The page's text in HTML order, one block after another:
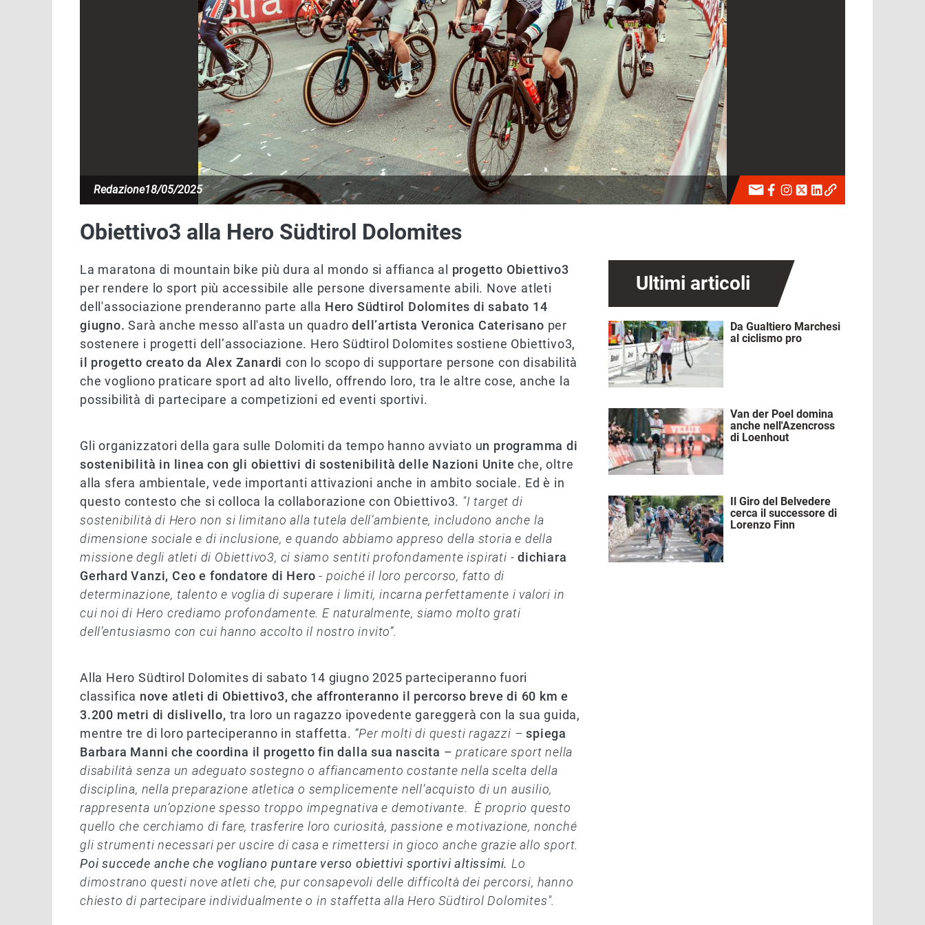
Redazione18/05/2025
Obiettivo3 alla Hero Südtirol Dolomites
La maratona di mountain bike più dura al mondo si affianca al progetto Obiettivo3
per rendere lo sport più accessibile alle persone diversamente abili. Nove atleti
dell'associazione prenderanno parte alla Hero Südtirol Dolomites di sabato 14
giugno. Sarà anche messo all'asta un quadrodell’artista Veronica Caterisano per
sostenere i progetti dell’associazione. Hero Südtirol Dolomites sostiene Obiettivo3,
il progetto creato da Alex Zanardi con lo scopo di supportare persone con disabilità
che vogliono praticare sport ad alto livello, offrendo loro, tra le altre cose, anche la
possibilità di partecipare a competizioni ed eventi sportivi.
Gli organizzatori della gara sulle Dolomiti da tempo hanno avviato un programma di
sostenibilità in linea con gli obiettivi di sostenibilità delle Nazioni Uniteche, oltre
alla sfera ambientale, vede importanti attivazioni anche in ambito sociale. Ed è in
questo contesto che si colloca la collaborazione con Obiettivo3. "I target di
sostenibilità di Hero non si limitano alla tutela dell’ambiente, includono anche la
dimensione sociale e di inclusione, e quando abbiamo appreso della storia e della
missione degli atleti di Obiettivo3, ci siamo sentiti profondamente ispirati - dichiara
Gerhard Vanzi, Ceo e fondatore di Hero - poiché il loro percorso, fatto di
determinazione, talento e voglia di superare i limiti, incarna perfettamente i valori in
cui noi di Hero crediamo profondamente. E naturalmente, siamo molto grati
dell’entusiasmo con cui hanno accolto il nostro invito”.
Alla Hero Südtirol Dolomites di sabato 14 giugno 2025 parteciperanno fuori
classifica nove atleti di Obiettivo3, che affronteranno il percorso breve di 60 km e
3.200 metri di dislivello, tra loro un ragazzo ipovedente gareggerà con la sua guida,
mentre tre di loro parteciperanno in staffetta. “Per molti di questi ragazzi – spiega
Barbara Manni che coordina il progetto fin dalla sua nascita – praticare sport nella
disabilità senza un adeguato sostegno o affiancamento costante nella scelta della
disciplina, nella preparazione atletica o semplicemente nell’acquisto di un ausilio,
rappresenta un’opzione spesso troppo impegnativa e demotivante. È proprio questo
quello che cerchiamo di fare, trasferire loro curiosità, passione e motivazione, nonché
gli strumenti necessari per uscire di casa e rimettersi in gioco anche grazie allo sport.
Poi succede anche che vogliano puntare verso obiettivi sportivi altissimi. Lo
dimostrano questi nove atleti che, pur consapevoli delle difficoltà dei percorsi, hanno
chiesto di partecipare individualmente o in staffetta alla Hero Südtirol Dolomites".
Ultimi articoli
Immagine
Da Gualtiero Marchesi
al ciclismo pro
Immagine
Van der Poel domina
anche nell'Azencross
di Loenhout
Immagine
Il Giro del Belvedere
cerca il successore di
Lorenzo Finn